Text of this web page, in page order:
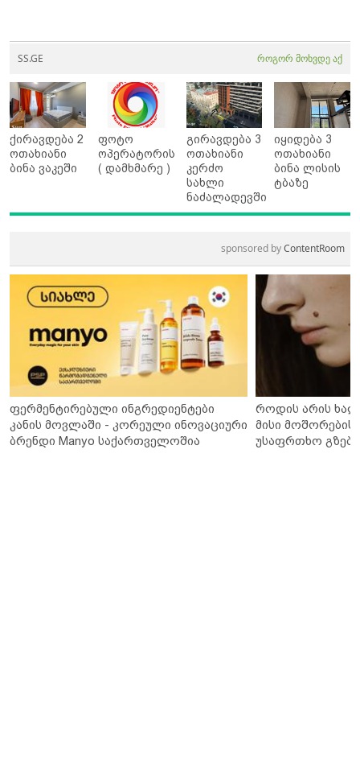
SS.GE როგორ მოხვდე აქ
ქირავდება 2
ოთახიანი
ბინა ვაკეში
ფოტო
ოპერატორის
( დამხმარე )
გირავდება 3
ოთახიანი
კერძო
სახლი
ნაძალადევში
იყიდება 3
ოთახიანი
ბინა ლისის
ტბაზე
sponsored byContentRoom
ფერმენტირებული ინგრედიენტები
კანის მოვლაში - კორეული ინოვაციური
ბრენდი Manyo საქართველოშია
როდის არის
მისი მოშორების
უსაფრთხო გზები